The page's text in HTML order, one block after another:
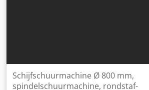
Schijfschuurmachine Ø 800 mm,
spindelschuurmachine, rondstaf-